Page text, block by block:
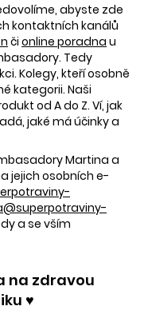
abyste zde
kontaktních kanálů
či online poradna u
Tedy
Kolegy, kteří osobně
kategorii. Naši
od A do Z. Ví, jak
jaké má účinky a
Martina a
jejich osobních e-
a se vším
na zdravou
♥️